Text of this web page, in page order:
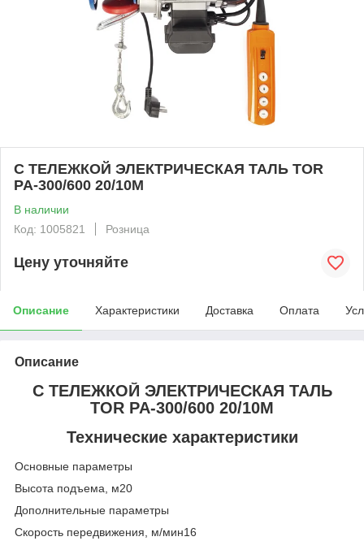
С ТЕЛЕЖКОЙ ЭЛЕКТРИЧЕСКАЯ ТАЛЬ TOR
PA-300/600 20/10M
В наличии
Код: 1005821
Розница
Цену уточняйте
Описание Характеристики Доставка Оплата
Описание
С ТЕЛЕЖКОЙ ЭЛЕКТРИЧЕСКАЯ ТАЛЬ
TOR PA-300/600 20/10M
Технические характеристики
Основные параметры
Высота подъема, м20
Дополнительные параметры
Скорость передвижения, м/мин16